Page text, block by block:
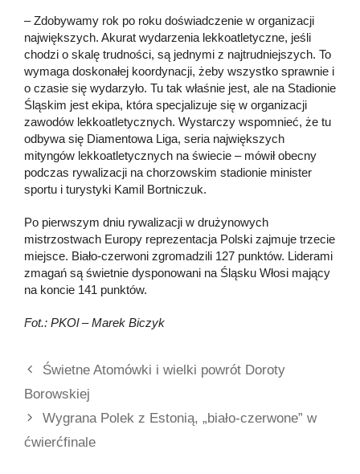
– Zdobywamy rok po roku doświadczenie w organizacji
największych. Akurat wydarzenia lekkoatletyczne, jeśli
chodzi o skalę trudności, są jednymi z najtrudniejszych. To
wymaga doskonałej koordynacji, żeby wszystko sprawnie i
o czasie się wydarzyło. Tu tak właśnie jest, ale na Stadionie
Śląskim jest ekipa, która specjalizuje się w organizacji
zawodów lekkoatletycznych. Wystarczy wspomnieć, że tu
odbywa się Diamentowa Liga, seria największych
mityngów lekkoatletycznych na świecie – mówił obecny
podczas rywalizacji na chorzowskim stadionie minister
sportu i turystyki Kamil Bortniczuk.
Po pierwszym dniu rywalizacji w drużynowych
mistrzostwach Europy reprezentacja Polski zajmuje trzecie
miejsce. Biało-czerwoni zgromadzili 127 punktów. Liderami
zmagań są świetnie dysponowani na Śląsku Włosi mający
na koncie 141 punktów.
Fot.: PKOl – Marek Biczyk
Świetne Atomówki i wielki powrót Doroty
Borowskiej
Wygrana Polek z Estonią, „biało-czerwone” w
ćwierćfinale